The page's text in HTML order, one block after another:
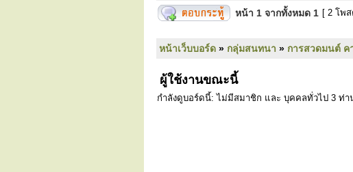
หน้า 1 จากทั้งหมด 1 [ 2 โพ
หน้าเว็บบอร์ด » กลุ่มสนทนา » การสวดมนต์ ค
ผู้ใช้งานขณะนี้
กำลังดูบอร์ดนี้: ไม่มีสมาชิก และ บุคคลทั่วไป 3 ท่า